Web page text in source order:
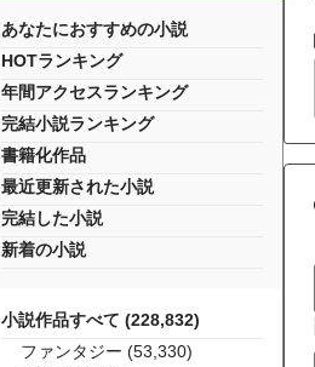
あなたにおすすめの小説
HOTランキング
年間アクセスランキング
完結小説ランキング
書籍化作品
最近更新された小説
完結した小説
新着の小説
小説作品すべて (228,832)
ファンタジー (53,330)